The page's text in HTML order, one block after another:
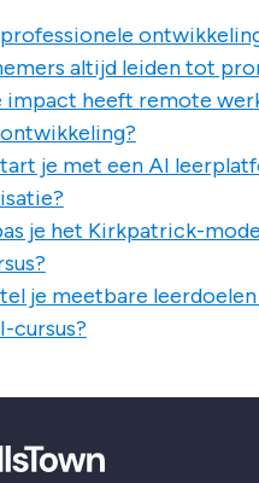
altijd leiden tot
impact heeft remote
je met een AI
je het Kirkpatrick-
je meetbare
cursus?